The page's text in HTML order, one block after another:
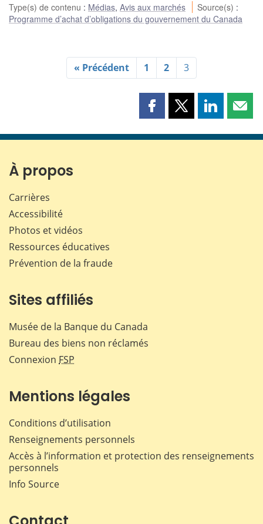
Type(s) de contenu : Médias, Avis aux marchés Source(s) :
Programme d’achat d’obligations du gouvernement du Canada
« Précédent 1 2 3
Partager
page
Partager
page
Partager
page page
À propos
Carrières
Accessibilité
Photos et vidéos
Ressources éducatives
Prévention de la fraude
Sites affiliés
Musée de la Banque du Canada
Bureau des biens non réclamés
Connexion FSP
Mentions légales
Conditions d’utilisation
Renseignements personnels
Accès à l’information et protection des renseignements
personnels
Info Source